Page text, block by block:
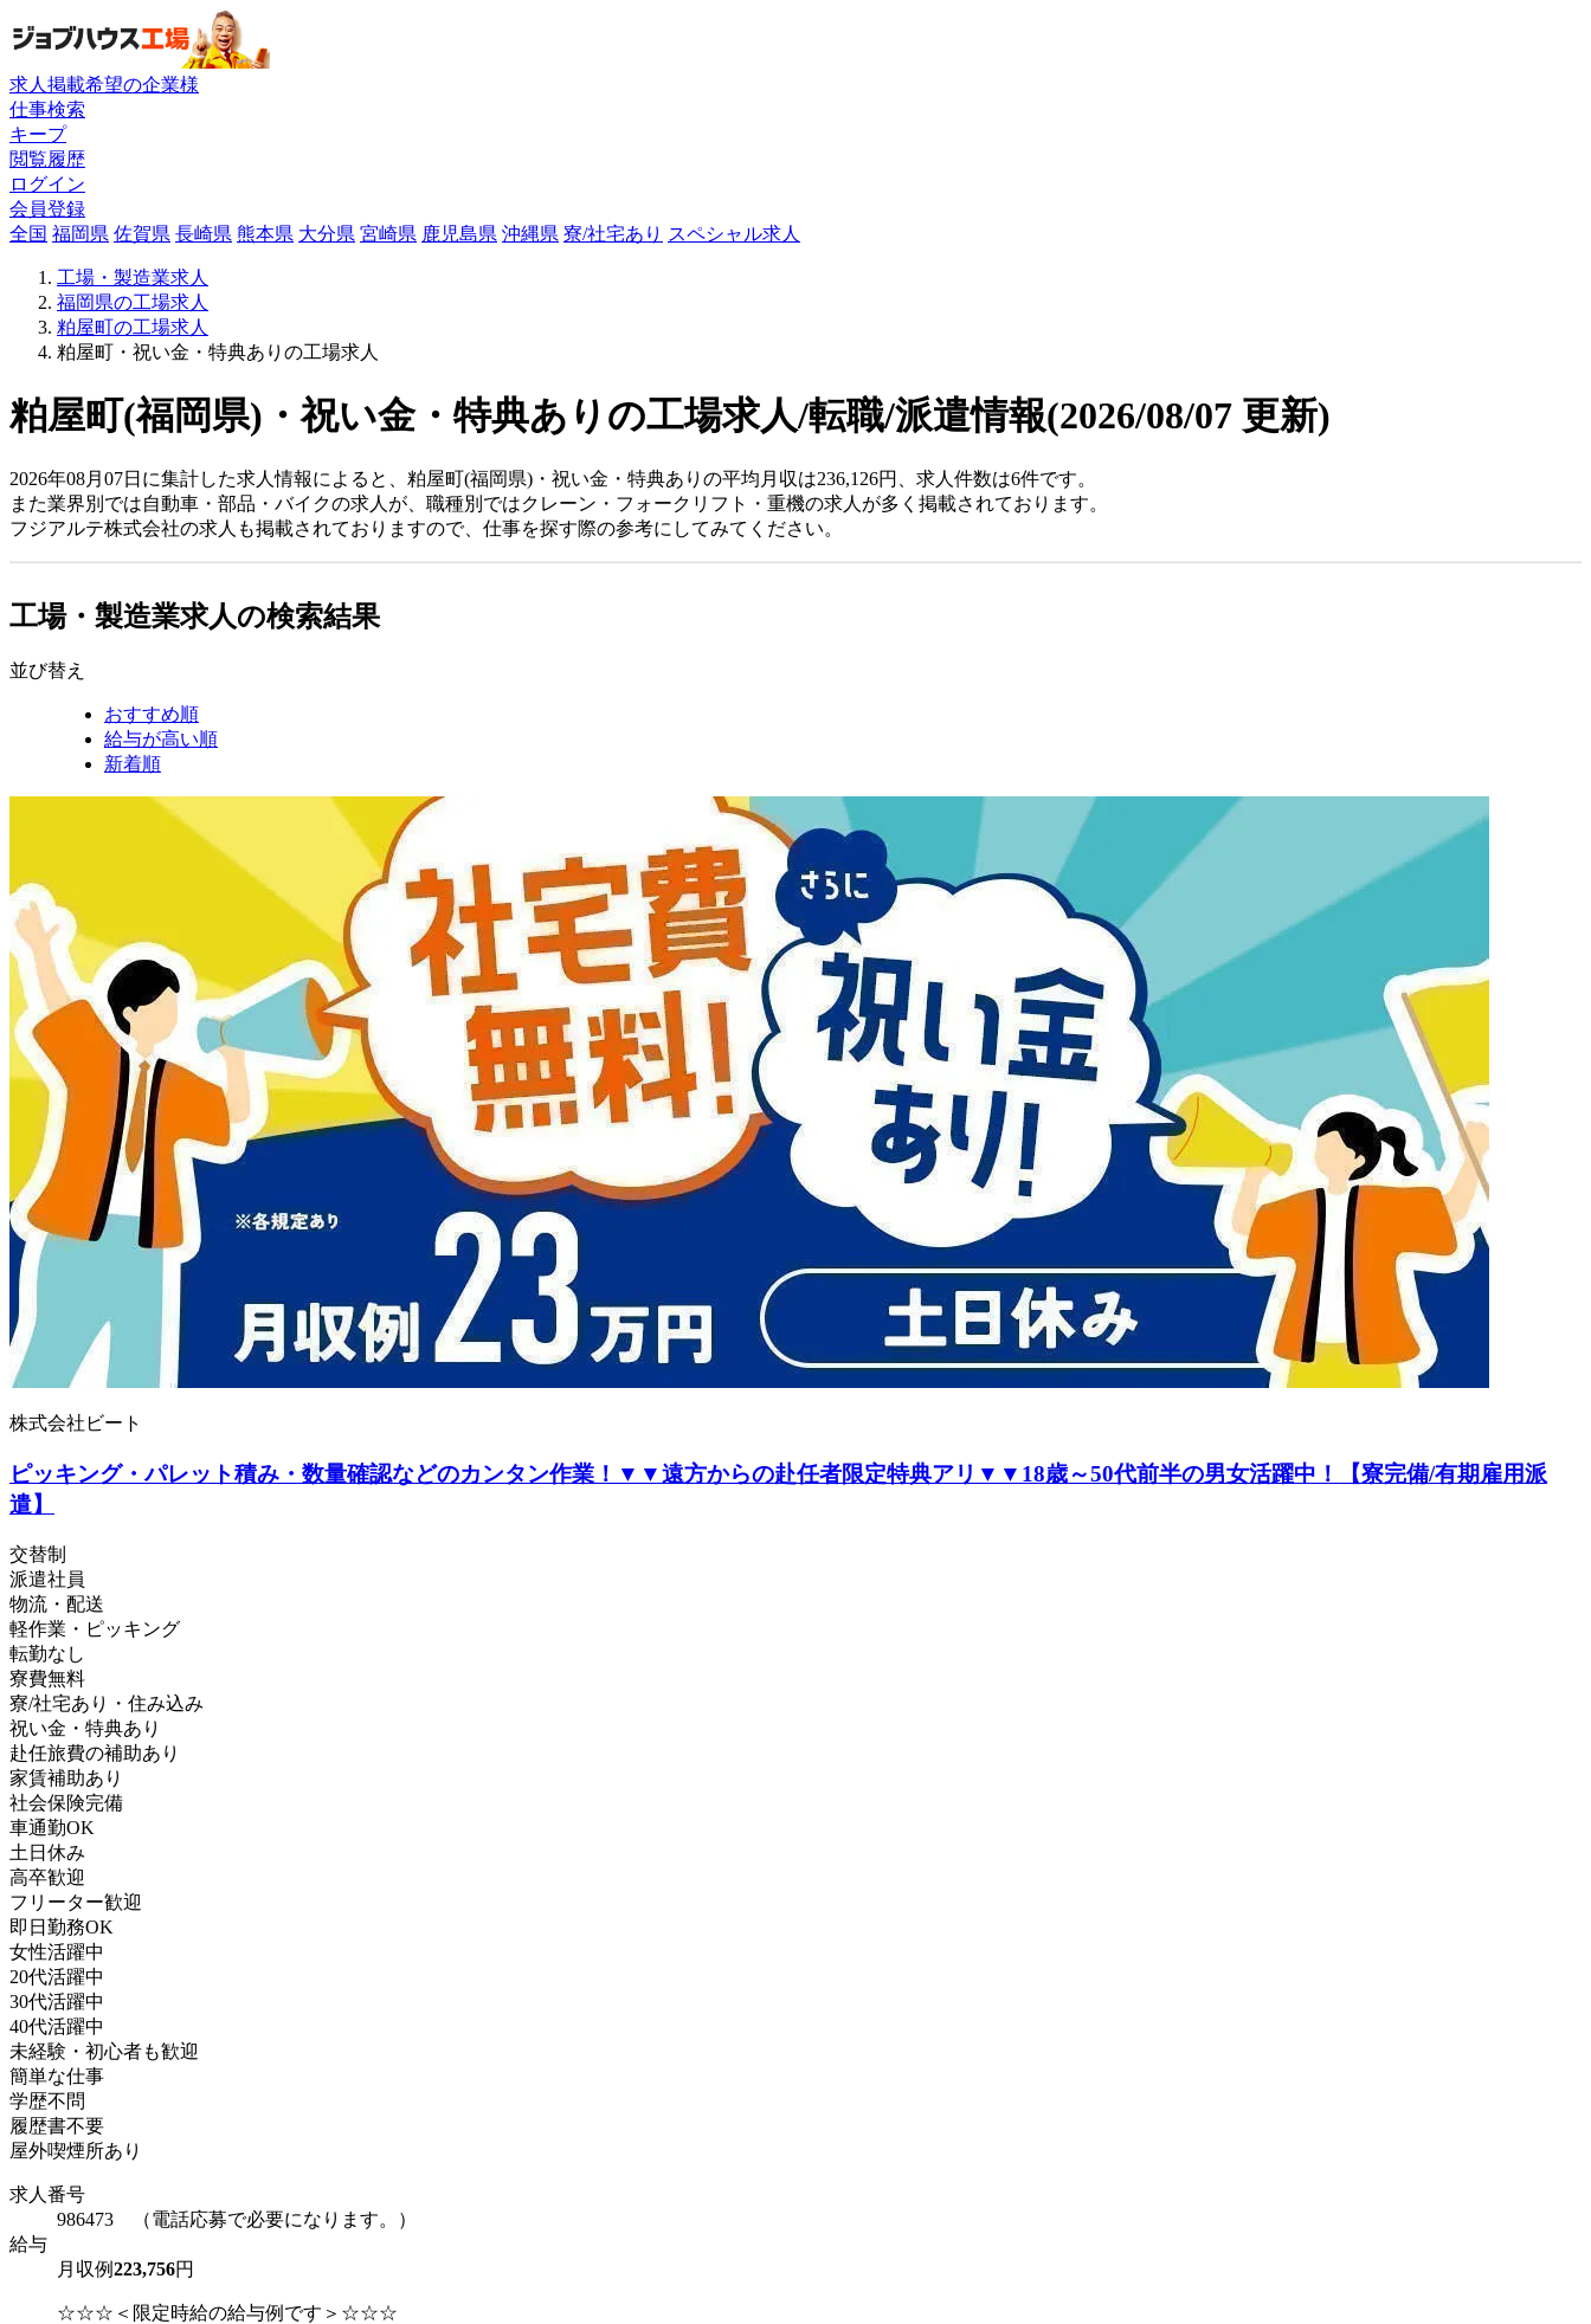
求人掲載希望の企業様
仕事検索
キープ
閲覧履歴
ログイン
会員登録
全国 福岡県 佐賀県 長崎県 熊本県 大分県 宮崎県 鹿児島県 沖縄県 寮/社宅あり スペシャル求人
工場・製造業求人
福岡県の工場求人
粕屋町の工場求人
粕屋町・祝い金・特典ありの工場求人
粕屋町(福岡県)・祝い金・特典ありの工場求人/転職/派遣情報(2026/08/07 更新)
2026年08月07日に集計した求人情報によると、粕屋町(福岡県)・祝い金・特典ありの平均月収は236,126円、求人件数は6件です。
また業界別では自動車・部品・バイクの求人が、職種別ではクレーン・フォークリフト・重機の求人が多く掲載されております。
フジアルテ株式会社の求人も掲載されておりますので、仕事を探す際の参考にしてみてください。
工場・製造業求人の検索結果
並び替え
おすすめ順
給与が高い順
新着順
株式会社ビート
ピッキング・パレット積み・数量確認などのカンタン作業！▼▼遠方からの赴任者限定特典アリ▼▼18歳～50代前半の男女活躍中！【寮完備/有期雇用派
遣】
交替制
派遣社員
物流・配送
軽作業・ピッキング
転勤なし
寮費無料
寮/社宅あり・住み込み
祝い金・特典あり
赴任旅費の補助あり
家賃補助あり
社会保険完備
車通勤OK
土日休み
高卒歓迎
フリーター歓迎
即日勤務OK
女性活躍中
20代活躍中
30代活躍中
40代活躍中
未経験・初心者も歓迎
簡単な仕事
学歴不問
履歴書不要
屋外喫煙所あり
求人番号
986473 （電話応募で必要になります。）
給与
月収例223,756円
☆☆☆＜限定時給の給与例です＞☆☆☆